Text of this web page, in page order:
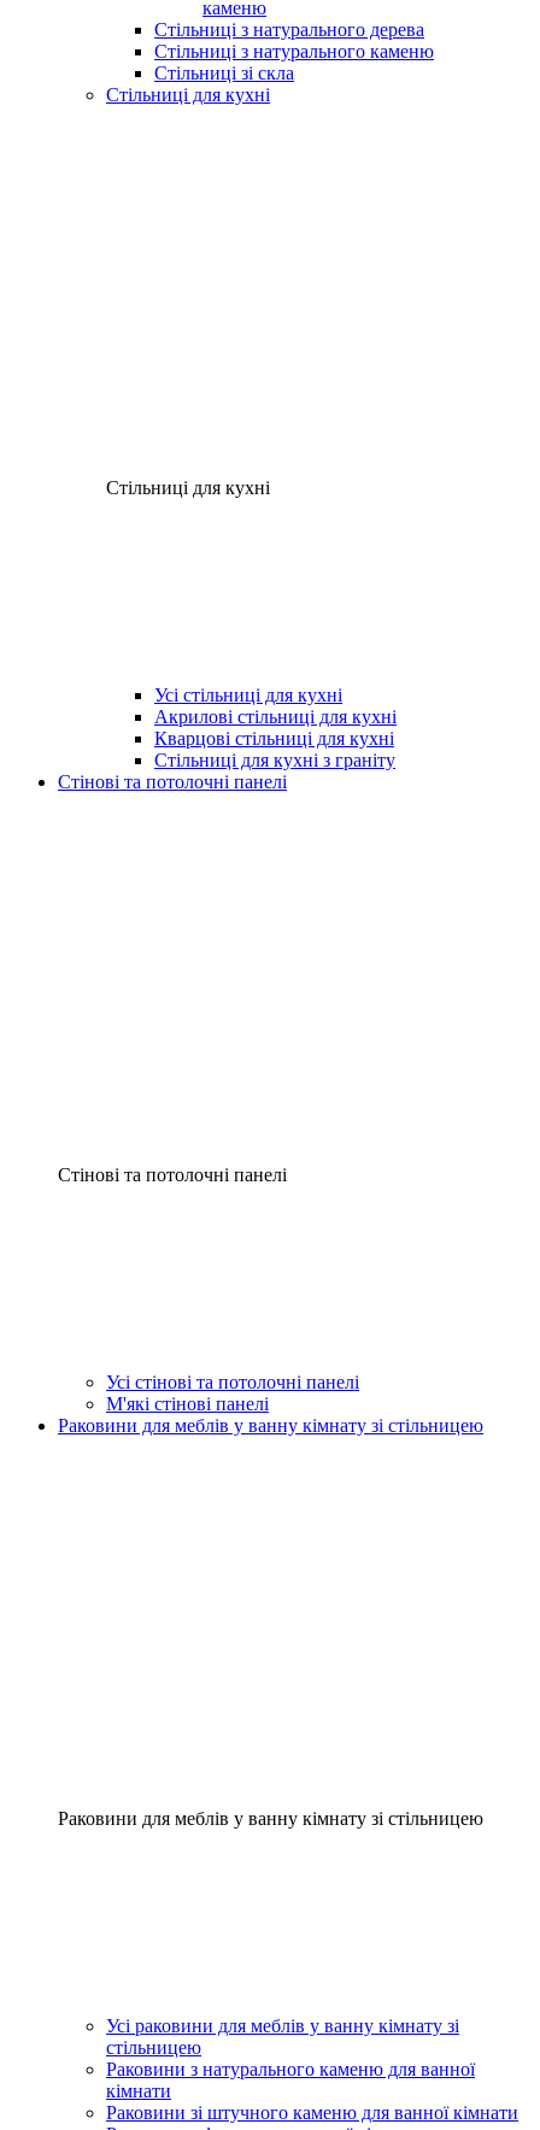
каменю
Стільниці з натурального дерева
Стільниці з натурального каменю
Стільниці зі скла
Стільниці для кухні
Стільниці для кухні
Усі стільниці для кухні
Акрилові стільниці для кухні
Кварцові стільниці для кухні
Стільниці для кухні з граніту
Стінові та потолочні панелі
Стінові та потолочні панелі
Усі стінові та потолочні панелі
М'які стінові панелі
Раковини для меблів у ванну кімнату зі стільницею
Раковини для меблів у ванну кімнату зі стільницею
Усі раковини для меблів у ванну кімнату зі
стільницею
Раковини з натурального каменю для ванної
кімнати
Раковини зі штучного каменю для ванної кімнати